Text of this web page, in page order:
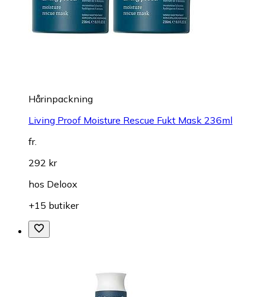
Hårinpackning
Living Proof Moisture Rescue Fukt Mask 236ml
fr.
292 kr
hos Deloox
+15 butiker